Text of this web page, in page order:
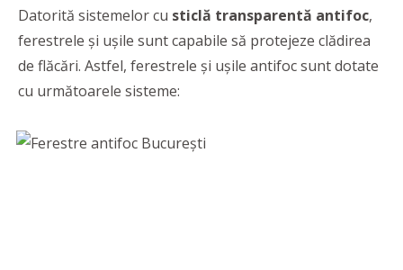
Datorită sistemelor cu sticlă transparentă antifoc,
ferestrele și ușile sunt capabile să protejeze clădirea
de flăcări. Astfel, ferestrele și ușile antifoc sunt dotate
cu următoarele sisteme: